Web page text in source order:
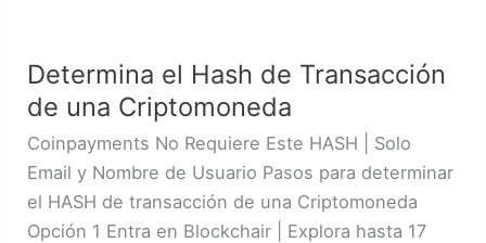
Determina el Hash de Transacción
de una Criptomoneda
Coinpayments No Requiere Este HASH | Solo
Email y Nombre de Usuario Pasos para determinar
el HASH de transacción de una Criptomoneda
Opción 1 Entra en Blockchair | Explora hasta 17
Hash
de
Transacción
de
una
Criptomoneda